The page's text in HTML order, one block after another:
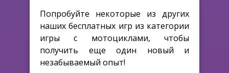
Попробуйте некоторые из других
наших бесплатных игр из категории
игры с мотоциклами, чтобы
получить еще один новый и
незабываемый опыт!